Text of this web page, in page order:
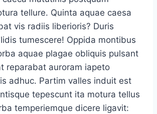
tellure. Quinta aquae caesa
vis radiis liberioris? Duris
tumescere! Oppida montibus
aquae plagae obliquis pulsant
reparabat auroram iapeto
adhuc. Partim valles induit est
tepescunt ita motura tellus
temperiemque dicere ligavit: